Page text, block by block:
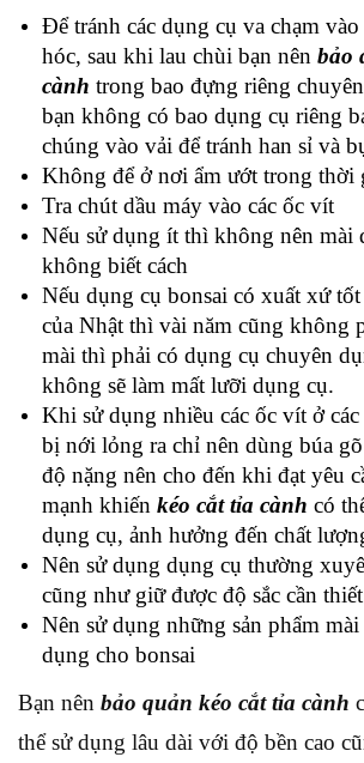
Để tránh các dụng cụ va chạm
hóc, sau khi lau chùi bạn nên bảo
cành trong bao đựng riêng
bạn không có bao dụng cụ riêng
chúng vào vải để tránh han sỉ và
Không để ở nơi ẩm ướt trong thời
Tra chút dầu máy vào các ốc vít
Nếu sử dụng ít thì không nên mài
không biết cách
Nếu dụng cụ bonsai có xuất xứ
của Nhật thì vài năm cũng không
mài thì phải có dụng cụ chuyên
không sẽ làm mất lưỡi dụng cụ.
Khi sử dụng nhiều các ốc vít ở
bị nới lỏng ra chỉ nên dùng búa
độ nặng nên cho đến khi đạt yêu
mạnh khiến kéo cắt tỉa cành có
dụng cụ, ảnh hưởng đến chất
Nên sử dụng dụng cụ thường
cũng như giữ được độ sắc cần thiết
Nên sử dụng những sản phẩm
dụng cho bonsai
Bạn nên bảo quản kéo cắt tỉa cành
thể sử dụng lâu dài với độ bền cao